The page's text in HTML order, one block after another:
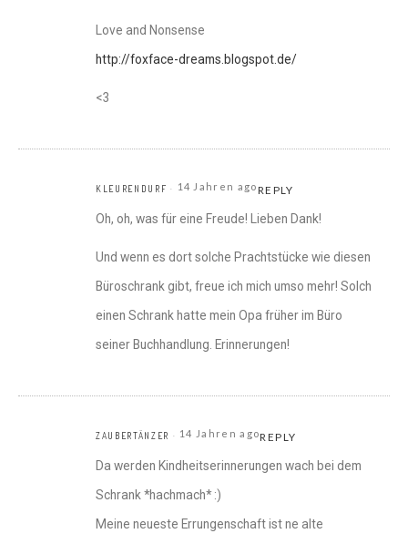
Love and Nonsense
http://foxface-dreams.blogspot.de/
<3
KLEURENDURF 14 Jahren agoREPLY
Oh, oh, was für eine Freude! Lieben Dank!
Und wenn es dort solche Prachtstücke wie diesen
Büroschrank gibt, freue ich mich umso mehr! Solch
einen Schrank hatte mein Opa früher im Büro
seiner Buchhandlung. Erinnerungen!
ZAUBERTÄNZER 14 Jahren agoREPLY
Da werden Kindheitserinnerungen wach bei dem
Schrank *hachmach* :)
Meine neueste Errungenschaft ist ne alte